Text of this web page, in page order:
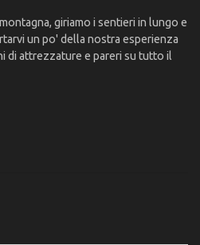
giriamo i sentieri in lungo e
un po' della nostra esperienza
di attrezzature e pareri su tutto il